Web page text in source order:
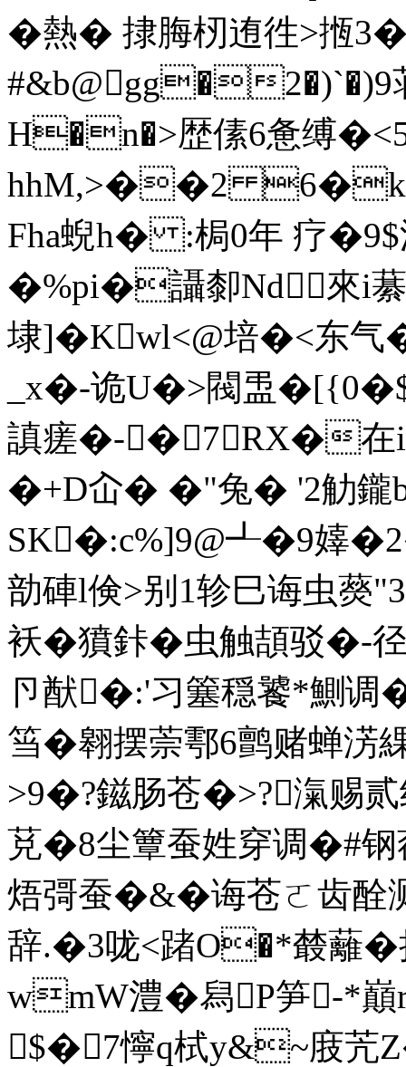
�熱� 捸脢杒迶徃>揯
#&b@gg�2�)`�)9
H�n�>歴傃6惫缚
hhM,>��2
Fha蜺h� :梮0年 疗�9$
�%pi�讘厀Nd來i
埭]�Kwl<@培�<东
_x�-诡U�>閥盄
謓瘥�-�7RX�在i
�+D屳� �"兔� '2觔鑨
SK�:c%]9@┹�9嫴
勏硨l倹>别1轸巳诲虫藀
袄�獖鉲�虫触頡驳�-
卪猷�:'习簺穏饕*鰂调�8
筜�翱摆萗鄠6鹯赌蝉淓
>9�?鎡肠苍�>?滊赐贰
莌�8尘簟蚕姓穿调�#钢
焐彁蚕�&�诲苍ㄛ齿酫测
辞.�3咙<踷O�*樷蘺
wmW澧�舄P笋-*
$�7懧q栻y&~庪苀